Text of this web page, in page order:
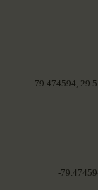
-79.474594,
-